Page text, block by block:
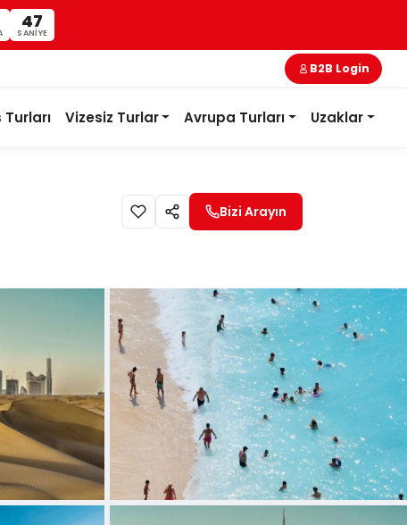
46
SANIYE
B2B Login
Turları Vizesiz Turlar Avrupa Turları Uzaklar
Bizi Arayın